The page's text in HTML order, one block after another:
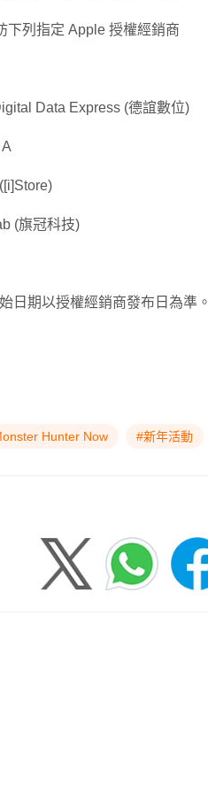
下列指定 Apple 授權經銷商
Data Express (德誼數位)
(旗冠科技)
日期以授權經銷商發布日為準。
Hunter Now #新年活動